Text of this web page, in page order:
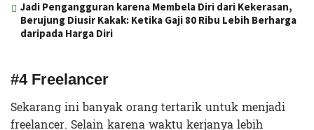
Jadi Pengangguran karena Membela Diri dari Kekerasan,
Berujung Diusir Kakak: Ketika Gaji 80 Ribu Lebih Berharga
daripada Harga Diri
#4 Freelancer
Sekarang ini banyak orang tertarik untuk menjadi
freelancer. Selain karena waktu kerjanya lebih